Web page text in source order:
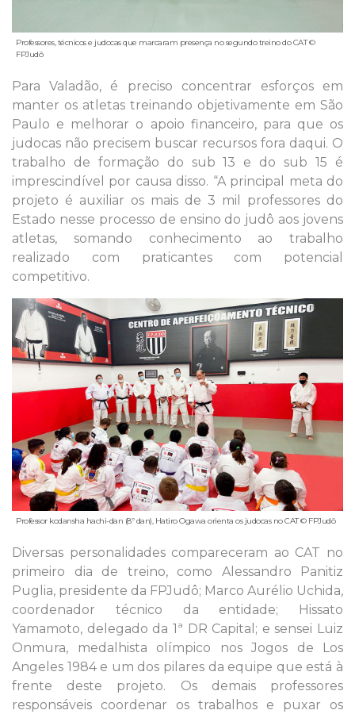
Professores, técnicos e judocas que marcaram presença no segundo treino do CAT ©
FPJudô
Para Valadão, é preciso concentrar esforços em
manter os atletas treinando objetivamente em São
Paulo e melhorar o apoio financeiro, para que os
judocas não precisem buscar recursos fora daqui. O
trabalho de formação do sub 13 e do sub 15 é
imprescindível por causa disso. “A principal meta do
projeto é auxiliar os mais de 3 mil professores do
Estado nesse processo de ensino do judô aos jovens
atletas, somando conhecimento ao trabalho
realizado com praticantes com potencial
competitivo.
Professor kodansha hachi-dan (8º dan), Hatiro Ogawa orienta os judocas no CAT © FPJudô
Diversas personalidades compareceram ao CAT no
primeiro dia de treino, como Alessandro Panitiz
Puglia, presidente da FPJudô; Marco Aurélio Uchida,
coordenador técnico da entidade; Hissato
Yamamoto, delegado da 1ª DR Capital; e sensei Luiz
Onmura, medalhista olímpico nos Jogos de Los
Angeles 1984 e um dos pilares da equipe que está à
frente deste projeto. Os demais professores
responsáveis coordenar os trabalhos e puxar os